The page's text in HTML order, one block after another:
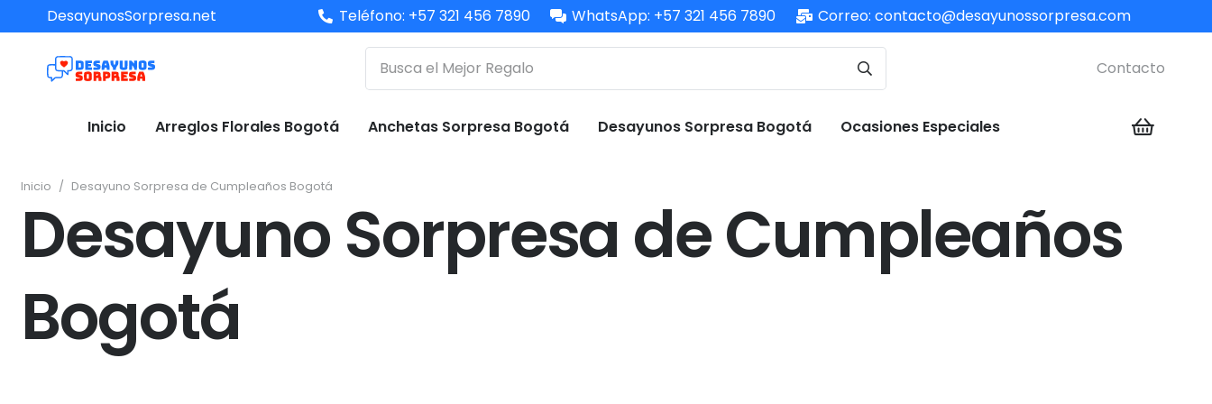
DesayunosSorpresa.net Teléfono: +57 321 456 7890 WhatsApp: +57 321 456 7890 Correo:contacto@desayunossorpresa.com
Contacto
Inicio Arreglos Florales Bogotá Anchetas Sorpresa Bogotá Desayunos Sorpresa Bogotá Ocasiones Especiales
Inicio / Desayuno Sorpresa de Cumpleaños Bogotá
Desayuno Sorpresa de Cumpleaños
Bogotá